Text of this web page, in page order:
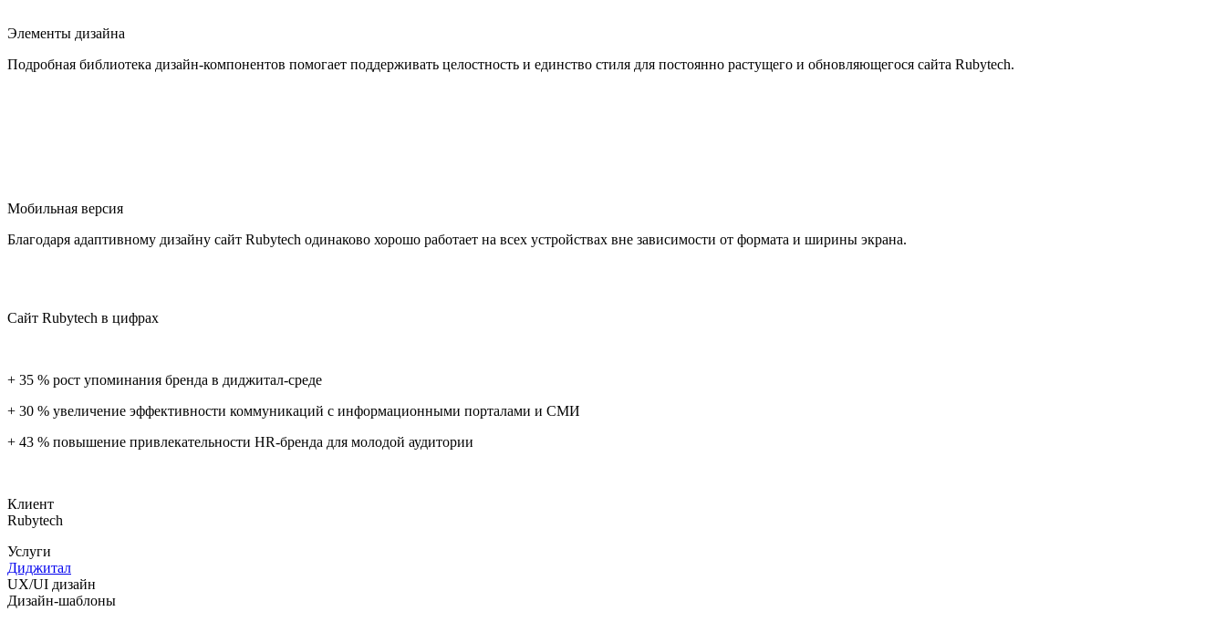
Элементы дизайна
Подробная библиотека дизайн-компонентов помогает поддерживать целостность и единство стиля для постоянно растущего и обновляющегося сайта Rubytech.
Мобильная версия
Благодаря адаптивному дизайну сайт Rubytech одинаково хорошо работает на всех устройствах вне зависимости от формата и ширины экрана.
Сайт Rubytech в цифрах
+ 35 % рост упоминания бренда в диджитал-среде
+ 30 % увеличение эффективности коммуникаций с информационными порталами и СМИ
+ 43 % повышение привлекательности HR‑бренда для молодой аудитории
Клиент
Rubytech
Услуги
Диджитал
UX/UI дизайн
Дизайн-шаблоны